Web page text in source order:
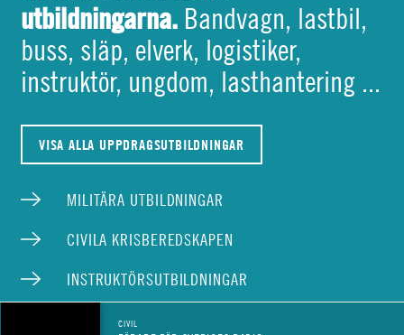
utbildningarna. Bandvagn, lastbil,
buss, släp, elverk, logistiker,
instruktör, ungdom, lasthantering ...
VISA ALLA UPPDRAGSUTBILDNINGAR
MILITÄRA UTBILDNINGAR
CIVILA KRISBEREDSKAPEN
INSTRUKTÖRSUTBILDNINGAR
CIVIL